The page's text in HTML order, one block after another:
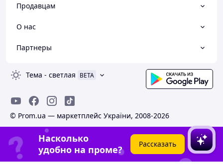
Продавцам
О нас
Партнеры
Тема - светлая BETA
© Prom.ua — маркетплейс України, 2008-2026
Насколько
удобно на проме?
Рассказать